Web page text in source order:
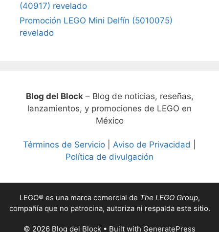
(40917) revelado
Promoción LEGO Mini Delfín (5010075)
revelado
Blog del Block– Blog de noticias, reseñas,
lanzamientos, y promociones de LEGO en
México
Términos de Servicio Aviso de Privacidad
Política de divulgación
LEGO® es una marca comercial de The LEGO Group,
compañía que no patrocina, autoriza ni respalda este sitio.
© 2026 Blog del Block • Built with GeneratePress